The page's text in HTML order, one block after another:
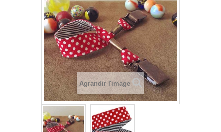
Agrandir l'image